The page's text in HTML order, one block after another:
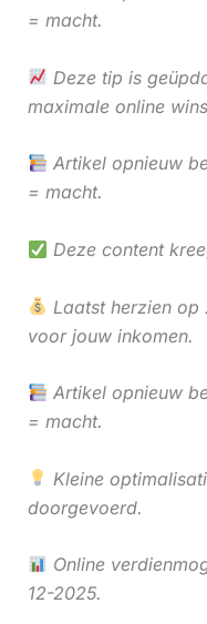
= macht.
Deze tip is
maximale online
Artikel opnieuw
= macht.
Deze content
Laatst herzien op
voor jouw inkomen.
Artikel opnieuw
= macht.
Kleine
doorgevoerd.
Online
12-2025.